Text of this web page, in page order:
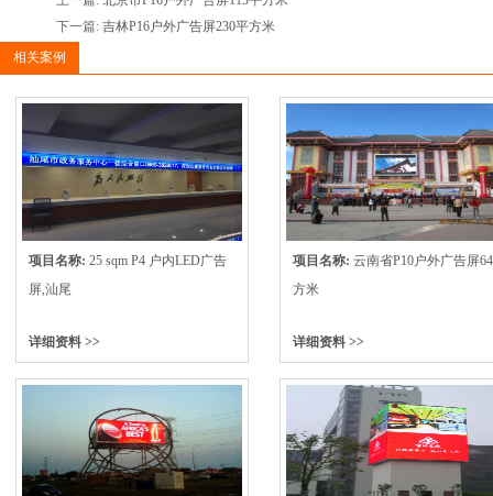
下一篇: 吉林P16户外广告屏230平方米
相关案例
项目名称: 25 sqm P4 户内LED广告
屏,汕尾
详细资料 >>
项目名称: 云南省P10户外广告屏
方米
详细资料 >>